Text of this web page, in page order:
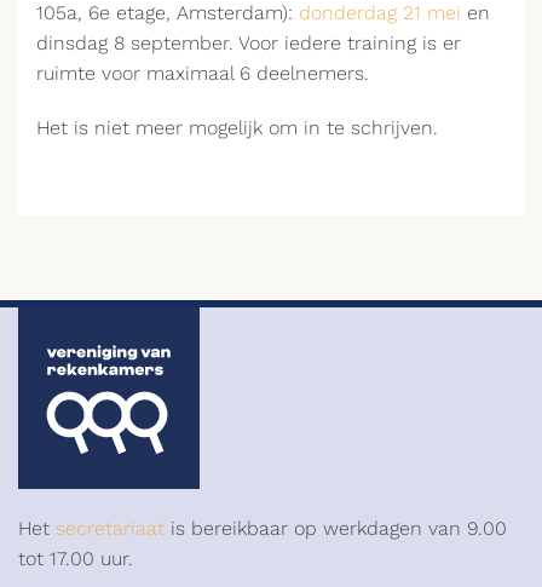
105a, 6e etage, Amsterdam): donderdag 21 mei en
dinsdag 8 september. Voor iedere training is er
ruimte voor maximaal 6 deelnemers.
Het is niet meer mogelijk om in te schrijven.
Het secretariaat is bereikbaar op werkdagen van 9.00
tot 17.00 uur.